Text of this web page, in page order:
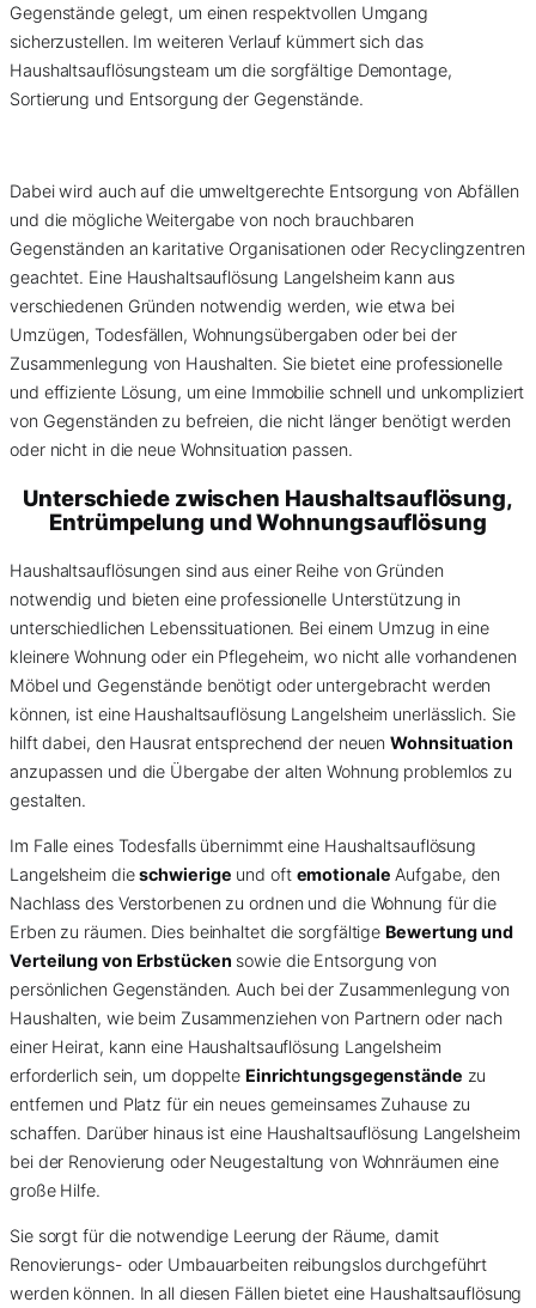
Gegenstände gelegt, um einen respektvollen Umgang
sicherzustellen. Im weiteren Verlauf kümmert sich das
Haushaltsauflösungsteam um die sorgfältige Demontage,
Sortierung und Entsorgung der Gegenstände.
Dabei wird auch auf die umweltgerechte Entsorgung von Abfällen
und die mögliche Weitergabe von noch brauchbaren
Gegenständen an karitative Organisationen oder Recyclingzentren
geachtet. Eine Haushaltsauflösung Langelsheim kann aus
verschiedenen Gründen notwendig werden, wie etwa bei
Umzügen, Todesfällen, Wohnungsübergaben oder bei der
Zusammenlegung von Haushalten. Sie bietet eine professionelle
und effiziente Lösung, um eine Immobilie schnell und unkompliziert
von Gegenständen zu befreien, die nicht länger benötigt werden
oder nicht in die neue Wohnsituation passen.
Unterschiede zwischen Haushaltsauflösung,
Entrümpelung und Wohnungsauflösung
Haushaltsauflösungen sind aus einer Reihe von Gründen
notwendig und bieten eine professionelle Unterstützung in
unterschiedlichen Lebenssituationen. Bei einem Umzug in eine
kleinere Wohnung oder ein Pflegeheim, wo nicht alle vorhandenen
Möbel und Gegenstände benötigt oder untergebracht werden
können, ist eine Haushaltsauflösung Langelsheim unerlässlich. Sie
hilft dabei, den Hausrat entsprechend der neuenWohnsituation
anzupassen und die Übergabe der alten Wohnung problemlos zu
gestalten.
Im Falle eines Todesfalls übernimmt eine Haushaltsauflösung
Langelsheim dieschwierige und oft emotionale Aufgabe, den
Nachlass des Verstorbenen zu ordnen und die Wohnung für die
Erben zu räumen. Dies beinhaltet die sorgfältigeBewertung und
Verteilung von Erbstücken sowie die Entsorgung von
persönlichen Gegenständen. Auch bei der Zusammenlegung von
Haushalten, wie beim Zusammenziehen von Partnern oder nach
einer Heirat, kann eine Haushaltsauflösung Langelsheim
erforderlich sein, um doppelte Einrichtungsgegenstände zu
entfernen und Platz für ein neues gemeinsames Zuhause zu
schaffen. Darüber hinaus ist eine Haushaltsauflösung Langelsheim
bei der Renovierung oder Neugestaltung von Wohnräumen eine
große Hilfe.
Sie sorgt für die notwendige Leerung der Räume, damit
Renovierungs- oder Umbauarbeiten reibungslos durchgeführt
werden können. In all diesen Fällen bietet eine Haushaltsauflösung